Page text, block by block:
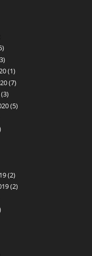
(1)
(7)
(5)
(2)
(2)